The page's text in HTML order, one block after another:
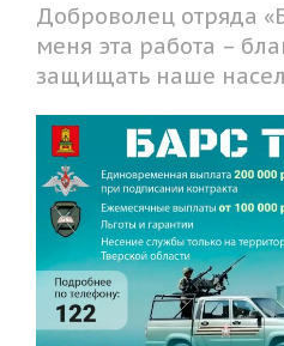
Доброволец отряда
меня эта работа –
защищать наше